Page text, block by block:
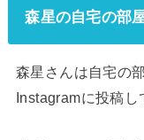
森星の自宅の部
森星さんは自宅の
Instagramに投稿し